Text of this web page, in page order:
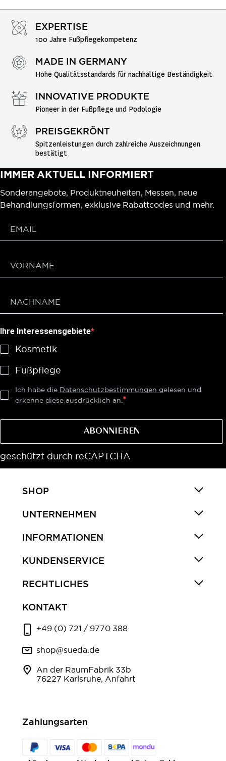
EXPERTISE
100 Jahre Fußpflegekompetenz
MADE IN GERMANY
Hohe Qualitätsstandards für nachhaltige Beständigkeit
INNOVATIVE PRODUKTE
Pioneer in der Fußpflege und Podologie
PREISGEKRÖNT
Spitzenleistungen durch zahlreiche Auszeichnungen
bestätigt
IMMER AKTUELL INFORMIERT
Sonderangebote, Produktneuheiten, Messen, neue
Behandlungsformen, exklusive Rabattcodes und mehr.
Ihre Interessensgebiete
Kosmetik
Fußpflege
Ich habe die Datenschutzbestimmungen gelesen und
erkenne diese ausdrücklich an.
ABONNIEREN
geschützt durch reCAPTCHA
SHOP
UNTERNEHMEN
INFORMATIONEN
KUNDENSERVICE
RECHTLICHES
KONTAKT
+49 (0) 721 / 9770 388
shop@sueda.de
An der RaumFabrik 33b
76227 Karlsruhe, Anfahrt
Zahlungsarten